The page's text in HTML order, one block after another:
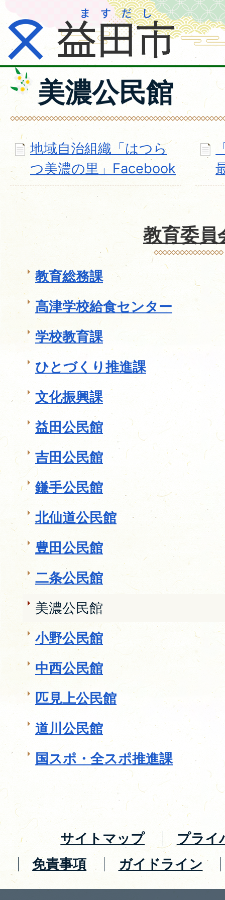
美濃公民館
地域自治組織「はつら
つ美濃の里」Facebook
教育委員
教育総務課
高津学校給食センター
学校教育課
ひとづくり推進課
文化振興課
益田公民館
吉田公民館
鎌手公民館
北仙道公民館
豊田公民館
二条公民館
美濃公民館
小野公民館
中西公民館
匹見上公民館
道川公民館
国スポ・全スポ推進課
サイトマップ
プライ
免責事項
ガイドライン